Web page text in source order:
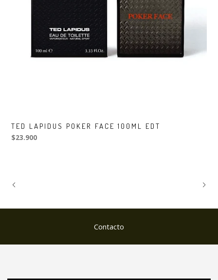
TED LAPIDUS POKER FACE 100ML EDT
$23.900
Contacto